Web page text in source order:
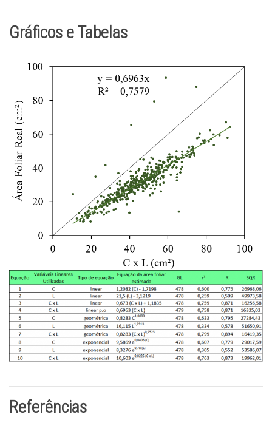
Gráficos e Tabelas
Referências